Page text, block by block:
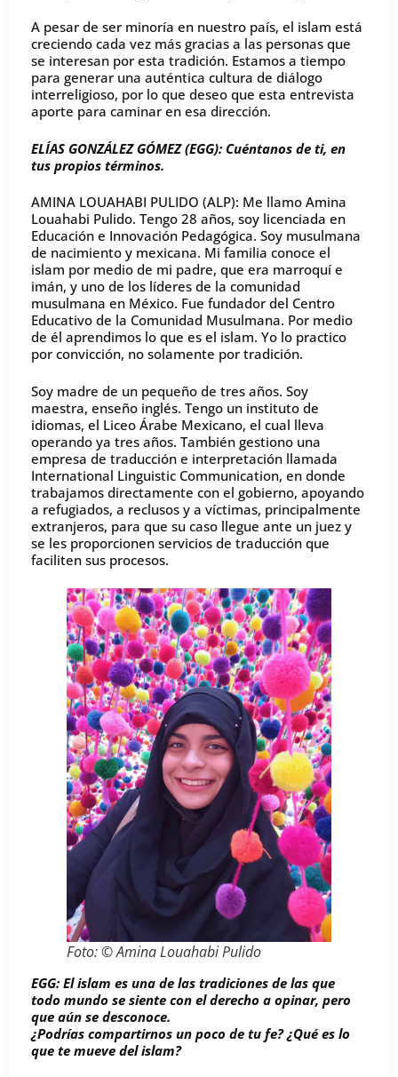
A pesar de ser minoría en nuestro país, el islam está
creciendo cada vez más gracias a las personas que
se interesan por esta tradición. Estamos a tiempo
para generar una auténtica cultura de diálogo
interreligioso, por lo que deseo que esta entrevista
aporte para caminar en esa dirección.
ELÍAS GONZÁLEZ GÓMEZ (EGG): Cuéntanos de ti, en
tus propios términos.
AMINA LOUAHABI PULIDO (ALP): Me llamo Amina
Louahabi Pulido. Tengo 28 años, soy licenciada en
Educación e Innovación Pedagógica. Soy musulmana
de nacimiento y mexicana. Mi familia conoce el
islam por medio de mi padre, que era marroquí e
imán, y uno de los líderes de la comunidad
musulmana en México. Fue fundador del Centro
Educativo de la Comunidad Musulmana. Por medio
de él aprendimos lo que es el islam. Yo lo practico
por convicción, no solamente por tradición.
Soy madre de un pequeño de tres años. Soy
maestra, enseño inglés. Tengo un instituto de
idiomas, el Liceo Árabe Mexicano, el cual lleva
operando ya tres años. También gestiono una
empresa de traducción e interpretación llamada
International Linguistic Communication, en donde
trabajamos directamente con el gobierno, apoyando
a refugiados, a reclusos y a víctimas, principalmente
extranjeros, para que su caso llegue ante un juez y
se les proporcionen servicios de traducción que
faciliten sus procesos.
Foto: © Amina Louahabi Pulido
EGG: El islam es una de las tradiciones de las que
todo mundo se siente con el derecho a opinar, pero
que aún se desconoce.
¿Podrías compartirnos un poco de tu fe? ¿Qué es lo
que te mueve del islam?